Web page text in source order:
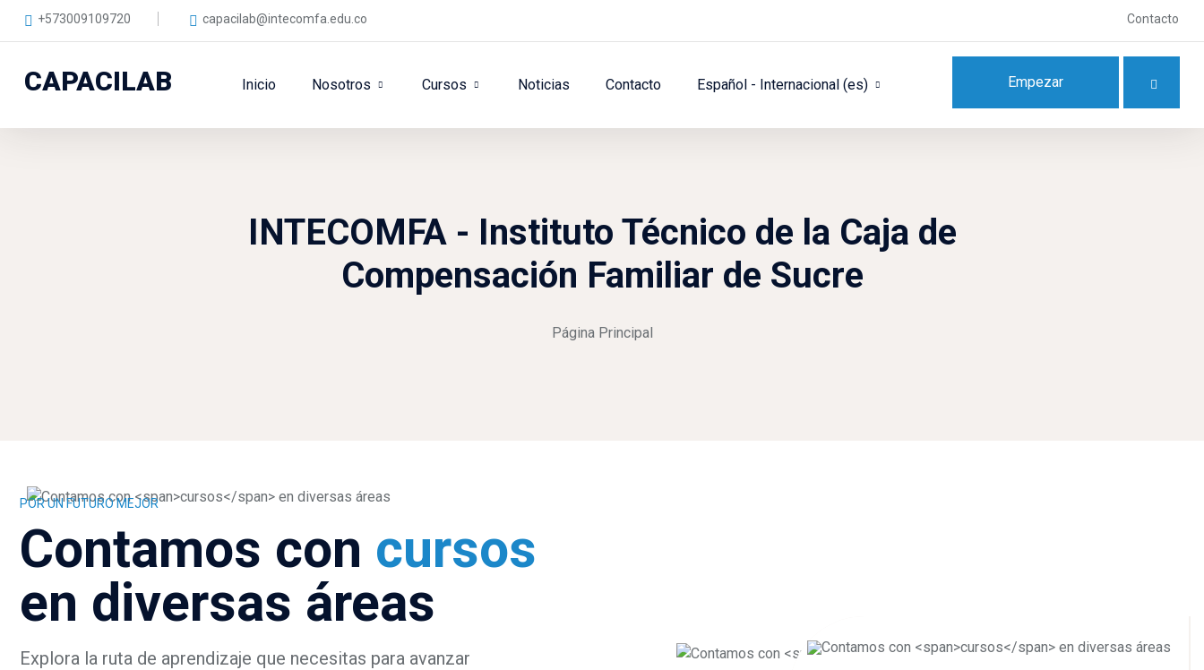
+573009109720 capacilab@intecomfa.edu.co Contacto
CAPACILAB Inicio Nosotros Cursos Noticias Contacto Español - Internacional ‎(es)‎ Empezar
INTECOMFA - Instituto Técnico de la Caja de
Compensación Familiar de Sucre
Página Principal
POR UN FUTURO MEJOR
Contamos con cursos
en diversas áreas
Explora la ruta de aprendizaje que necesitas para avanzar
New additions courses